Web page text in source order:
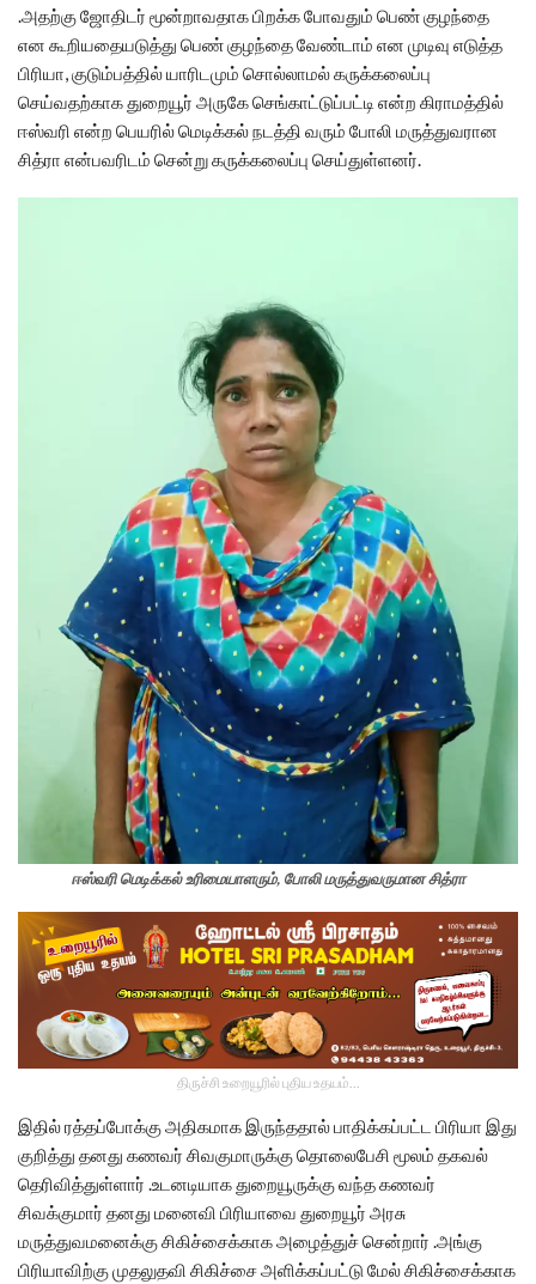
.அதற்கு ஜோதிடர் மூன்றாவதாக பிறக்க போவதும் பெண் குழந்தை
என கூறியதையடுத்து பெண் குழந்தை வேண்டாம் என முடிவு எடுத்த
பிரியா, குடும்பத்தில் யாரிடமும் சொல்லாமல் கருக்கலைப்பு
செய்வதற்காக துறையூர் அருகே செங்காட்டுப்பட்டி என்ற கிராமத்தில்
ஈஸ்வரி என்ற பெயரில் மெடிக்கல் நடத்தி வரும் போலி மருத்துவரான
சித்ரா என்பவரிடம் சென்று கருக்கலைப்பு செய்துள்ளனர்.
ஈஸ்வரி மெடிக்கல் உரிமையாளரும், போலி மருத்துவருமான சித்ரா
திருச்சி உறையூரில் புதிய உதயம்...
இதில் ரத்தப்போக்கு அதிகமாக இருந்ததால் பாதிக்கப்பட்ட பிரியா இது
குறித்து தனது கணவர் சிவகுமாருக்கு தொலைபேசி மூலம் தகவல்
தெரிவித்துள்ளார் .உடனடியாக துறையூருக்கு வந்த கணவர்
சிவக்குமார் தனது மனைவி பிரியாவை துறையூர் அரசு
மருத்துவமனைக்கு சிகிச்சைக்காக அழைத்துச் சென்றார் .அங்கு
பிரியாவிற்கு முதலுதவி சிகிச்சை அளிக்கப்பட்டு மேல் சிகிச்சைக்காக